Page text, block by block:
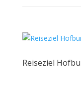
Reiseziel